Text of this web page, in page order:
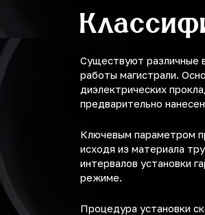
Существуют различные
работы магистрали.
диэлектрических
предварительно
Ключевым параметром
исходя из материала
интервалов установки
режиме.
Процедура установки